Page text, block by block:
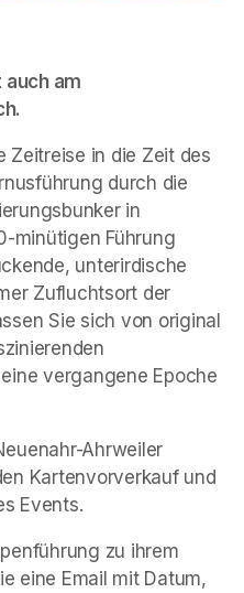
am
Zeitreise in die Zeit des
durch die
in
minütigen Führung
unterirdische
Zufluchtsort der
Sie sich von original
vergangene Epoche
Ahrweiler
Kartenvorverkauf und
Events.
zu ihrem
eine Email mit Datum,